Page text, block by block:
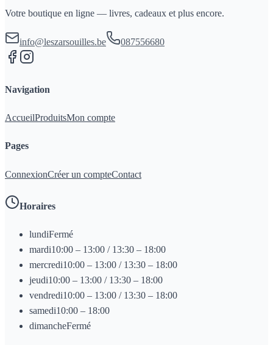
Votre boutique en ligne — livres, cadeaux et plus encore.
info@leszarsouilles.be 087556680
Navigation
AccueilProduitsMon compte
Pages
ConnexionCréer un compteContact
Horaires
lundiFermé
mardi10:00 – 13:00 / 13:30 – 18:00
mercredi10:00 – 13:00 / 13:30 – 18:00
jeudi10:00 – 13:00 / 13:30 – 18:00
vendredi10:00 – 13:00 / 13:30 – 18:00
samedi10:00 – 18:00
dimancheFermé